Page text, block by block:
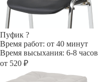
Пуфик ?
Время работ: от 40 минут
Время высыхания: 6-8 часов
от 520 ₽